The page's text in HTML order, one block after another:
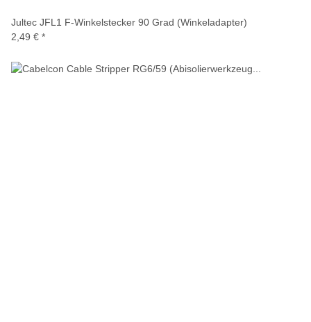
Jultec JFL1 F-Winkelstecker 90 Grad (Winkeladapter)
2,49 € *